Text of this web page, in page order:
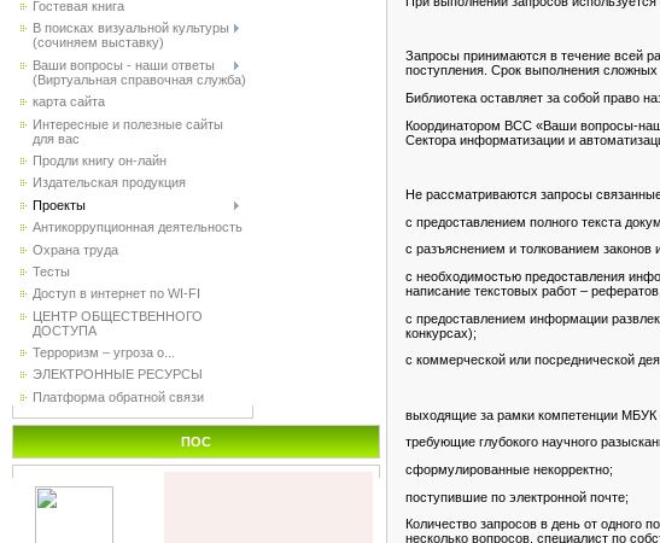
Гостевая книга
В поисках визуальной культуры
(сочиняем выставку)
Ваши вопросы - наши ответы
(Виртуальная справочная служба)
карта сайта
Интересные и полезные сайты
для вас
Продли книгу он-лайн
Издательская продукция
Проекты
Антикоррупционная деятельность
Охрана труда
Тесты
Доступ в интернет по WI-FI
ЦЕНТР ОБЩЕСТВЕННОГО
ДОСТУПА
Терроризм – угроза о...
ЭЛЕКТРОННЫЕ РЕСУРСЫ
Платформа обратной связи
ПОС
Запросы принимаются в течение всей
поступления. Срок выполнения
Библиотека оставляет за собой право
Координатором ВСС «Ваши вопросы-
Сектора информатизации и
Не рассматриваются запросы
с предоставлением полного текста
с разъяснением и толкованием законов
с необходимостью предоставления
написание текстовых работ –
с предоставлением информации
конкурсах);
с коммерческой или посреднической
выходящие за рамки компетенции МБУК
требующие глубокого научного
сформулированные некорректно;
поступившие по электронной почте;
Количество запросов в день от одного
несколько вопросов, специалист по